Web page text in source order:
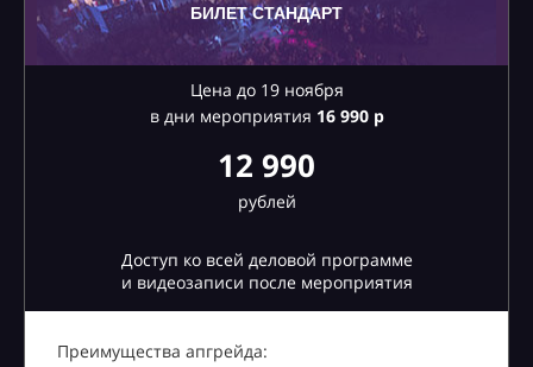
БИЛЕТ СТАНДАРТ
Цена до 19 ноября
в дни мероприятия 16990 р
12 990
рублей
Доступ ко всей деловой программе
и видеозаписи после мероприятия
Преимущества апгрейда: